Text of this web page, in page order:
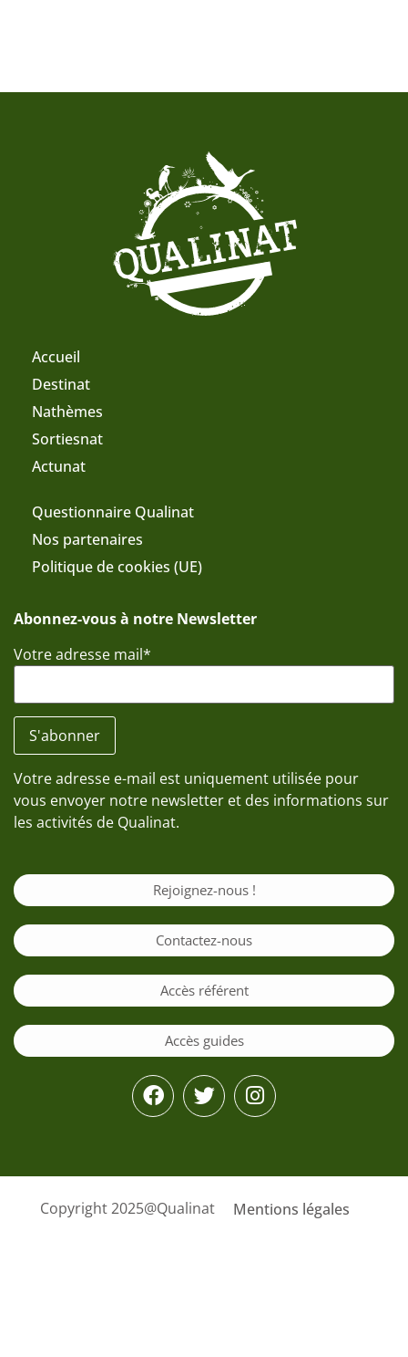
Accueil
Destinat
Nathèmes
Sortiesnat
Actunat
Questionnaire Qualinat
Nos partenaires
Politique de cookies (UE)
Abonnez-vous à notre Newsletter
Votre adresse mail*
Votre adresse e-mail est uniquement utilisée pour
vous envoyer notre newsletter et des informations sur
les activités de Qualinat.
Rejoignez-nous !
Contactez-nous
Accès référent
Accès guides
Copyright 2025@Qualinat Mentions légales